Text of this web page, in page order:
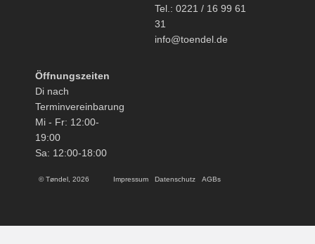
Tel.: 0221 / 16 99 61
31
info@toendel.de
Öffnungszeiten
Di nach
Terminvereinbarung
Mi - Fr: 12:00-
19:00
Sa: 12:00-18:00
© Tøndel, 2026 Impressum Datenschutz AGBs